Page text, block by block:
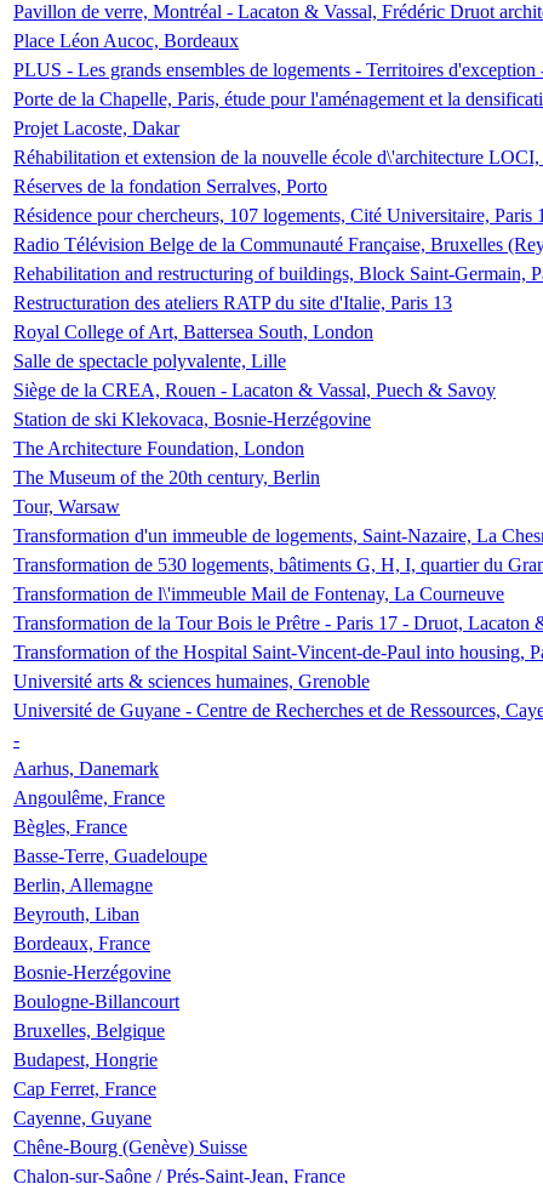
Pavillon de verre, Montréal - Lacaton & Vassal, Frédéric Druot
Place Léon Aucoc, Bordeaux
PLUS - Les grands ensembles de logements - Territoires
Porte de la Chapelle, Paris, étude pour l'aménagement et la
Projet Lacoste, Dakar
Réhabilitation et extension de la nouvelle école d\'architecture
Réserves de la fondation Serralves, Porto
Résidence pour chercheurs, 107 logements, Cité Universitaire, Paris
Radio Télévision Belge de la Communauté Française, Bruxelles
Rehabilitation and restructuring of buildings, Block Saint-Germain,
Restructuration des ateliers RATP du site d'Italie, Paris 13
Royal College of Art, Battersea South, London
Salle de spectacle polyvalente, Lille
Siège de la CREA, Rouen - Lacaton & Vassal, Puech & Savoy
Station de ski Klekovaca, Bosnie-Herzégovine
The Architecture Foundation, London
The Museum of the 20th century, Berlin
Tour, Warsaw
Transformation d'un immeuble de logements, Saint-Nazaire, La
Transformation de 530 logements, bâtiments G, H, I, quartier du
Transformation de l\'immeuble Mail de Fontenay, La Courneuve
Transformation de la Tour Bois le Prêtre - Paris 17 - Druot, Lacaton
Transformation of the Hospital Saint-Vincent-de-Paul into housing,
Université arts & sciences humaines, Grenoble
Université de Guyane - Centre de Recherches et de Ressources,
-
Aarhus, Danemark
Angoulême, France
Bègles, France
Basse-Terre, Guadeloupe
Berlin, Allemagne
Beyrouth, Liban
Bordeaux, France
Bosnie-Herzégovine
Boulogne-Billancourt
Bruxelles, Belgique
Budapest, Hongrie
Cap Ferret, France
Cayenne, Guyane
Chêne-Bourg (Genève) Suisse
Chalon-sur-Saône / Prés-Saint-Jean, France